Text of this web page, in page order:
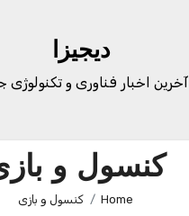
دیجیزا
آخرین اخبار فناوری و تکنولوژی
کنسول و
Home کنسول و بازی